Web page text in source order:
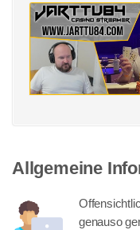
Allgemeine
genauso